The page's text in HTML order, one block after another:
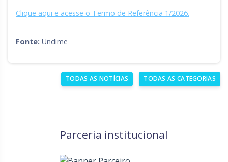
Clique aqui e acesse o Termo de Referência 1/2026.
Fonte: Undime
TODAS AS NOTÍCIAS TODAS AS CATEGORIAS
Parceria institucional